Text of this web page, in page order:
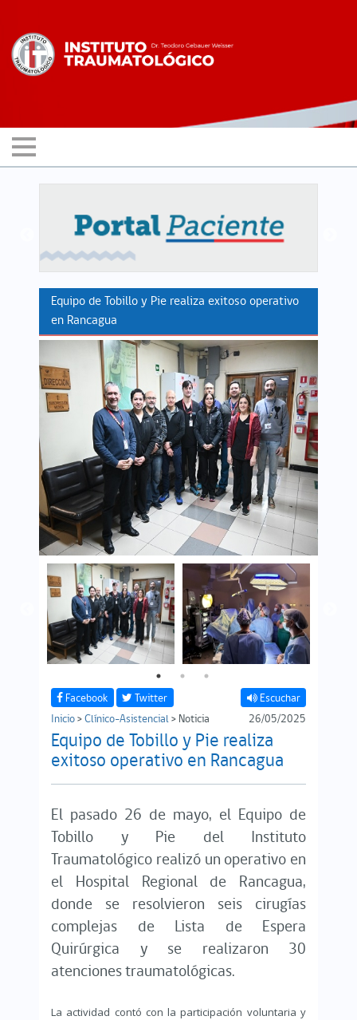
Equipo de Tobillo y Pie realiza exitoso operativo
en Rancagua
Facebook Twitter
Escuchar
Inicio > Clínico-Asistencial > Noticia 26/05/2025
Equipo de Tobillo y Pie realiza
exitoso operativo en Rancagua
El pasado 26 de mayo, el Equipo de
Tobillo y Pie del Instituto
Traumatológico realizó un operativo en
el Hospital Regional de Rancagua,
donde se resolvieron seis cirugías
complejas de Lista de Espera
Quirúrgica y se realizaron 30
atenciones traumatológicas.
La actividad contó con la participación voluntaria y